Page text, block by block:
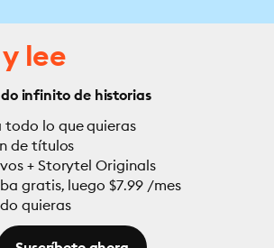
lee
infinito de historias
todo lo que quieras
de títulos
+ Storytel Originals
gratis, luego $7.99 /mes
quieras